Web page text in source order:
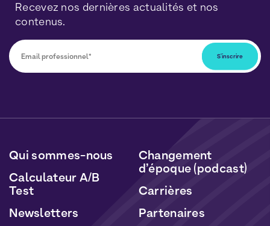
Recevez nos dernières actualités et nos
contenus.
données seront traitées conformément à notre
et deCookies
Qui sommes-nous
Calculateur A/B
Test
Newsletters
Changement
d’époque (podcast)
Carrières
Partenaires